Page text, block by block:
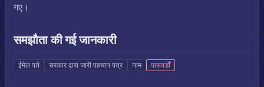
गए।
समझौता की गई जानकारी
ईमेल पते सरकार द्वारा जारी पहचान पत्र नाम पासवर्डों